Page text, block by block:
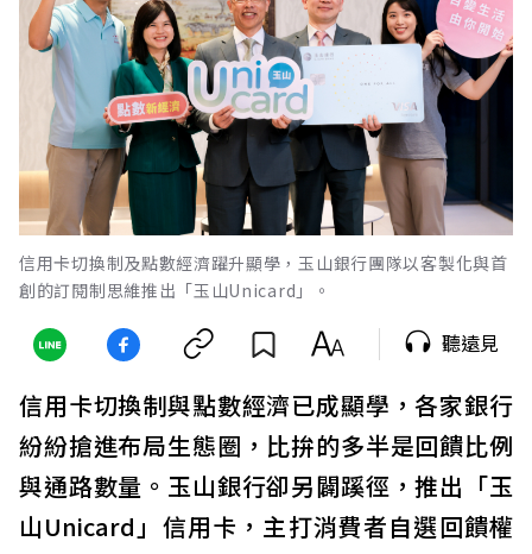
信用卡切換制及點數經濟躍升顯學，玉山銀行團隊以客製化與首
創的訂閱制思維推出「玉山Unicard」。
聽遠見
信用卡切換制與點數經濟已成顯學，各家銀行
紛紛搶進布局生態圈，比拚的多半是回饋比例
與通路數量。玉山銀行卻另闢蹊徑，推出「玉
山Unicard」信用卡，主打消費者自選回饋權